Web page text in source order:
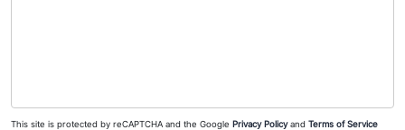
This site is protected by reCAPTCHA and the Google Privacy Policyand Terms of Service